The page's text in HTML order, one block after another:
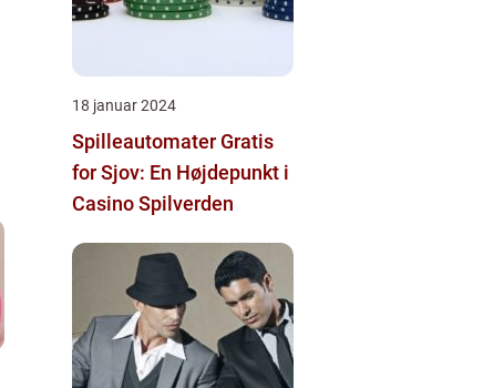
18 januar 2024
Spilleautomater Gratis
for Sjov: En Højdepunkt i
Casino Spilverden